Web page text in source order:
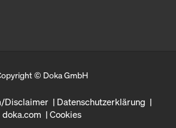
© Doka GmbH
Disclaimer
Datenschutzerklärung
doka.com
Cookies